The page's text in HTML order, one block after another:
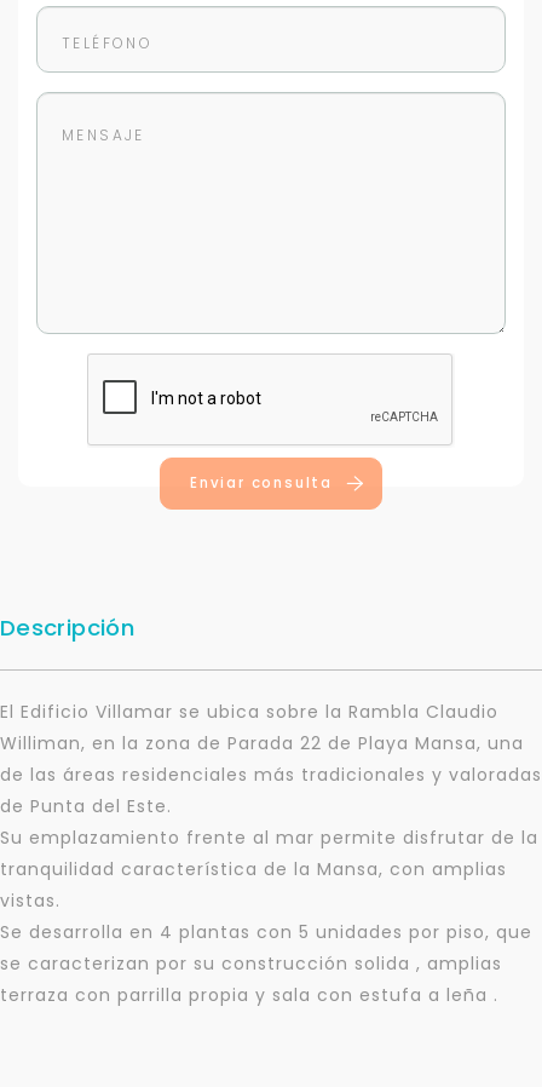
Enviar consulta
Descripción
El Edificio Villamar se ubica sobre la Rambla Claudio
Williman, en la zona de Parada 22 de Playa Mansa, una
de las áreas residenciales más tradicionales y valoradas
de Punta del Este.
Su emplazamiento frente al mar permite disfrutar de la
tranquilidad característica de la Mansa, con amplias
vistas.
Se desarrolla en 4 plantas con 5 unidades por piso, que
se caracterizan por su construcción solida , amplias
terraza con parrilla propia y sala con estufa a leña .
Para responderte